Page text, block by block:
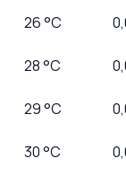
26°C
28°C
29°C
30°C